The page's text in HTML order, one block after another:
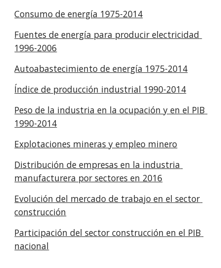
Consumo de energía 1975-2014
Fuentes de energía para producir electricidad
1996-2006
Autoabastecimiento de energía 1975-2014
Índice de producción industrial 1990-2014
Peso de la industria en la ocupación y en el PIB
1990-2014
Explotaciones mineras y empleo minero
Distribución de empresas en la industria
manufacturera por sectores en 2016
Evolución del mercado de trabajo en el sector
construcción
Participación del sector construcción en el PIB
nacional